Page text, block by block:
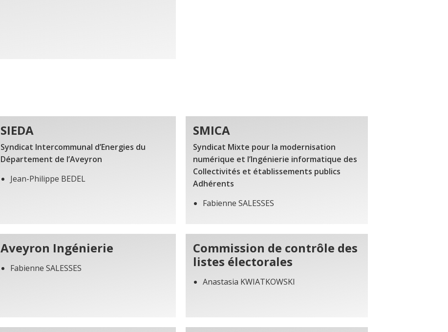
SIEDA
Syndicat Intercommunal d’Energies du
Département de l’Aveyron
Jean-Philippe BEDEL
SMICA
Syndicat Mixte pour la modernisation
numérique et l’Ingénierie informatique des
Collectivités et établissements publics
Adhérents
Fabienne SALESSES
Aveyron Ingénierie
Fabienne SALESSES
Commission de contrôle des
listes électorales
Anastasia KWIATKOWSKI